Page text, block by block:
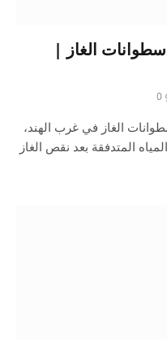
الغاز |
0
الغاز في غرب الهند،
المتدفقة بعد نقص الغاز